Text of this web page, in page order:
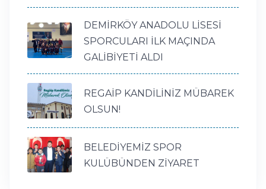
DEMİRKÖY ANADOLU LİSESİ
SPORCULARI İLK MAÇINDA
GALİBİYETİ ALDI
REGAİP KANDİLİNİZ MÜBAREK
OLSUN!
BELEDİYEMİZ SPOR
KULÜBÜNDEN ZİYARET